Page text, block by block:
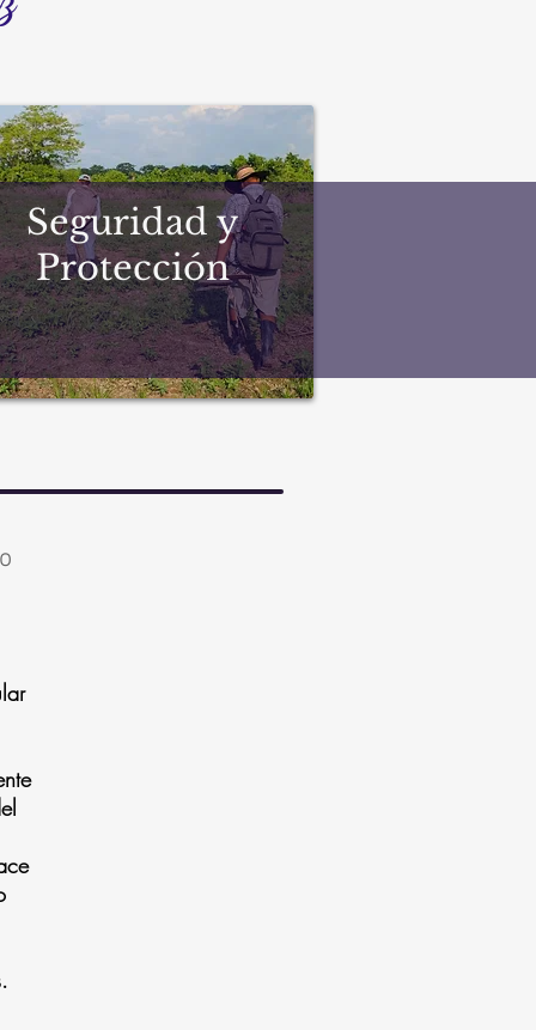
Seguridad y
Protección